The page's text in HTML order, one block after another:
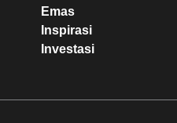
Emas
Inspirasi
Investasi